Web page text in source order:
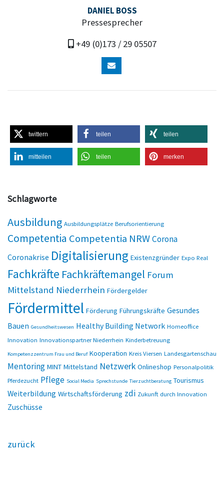
DANIEL BOSS
Pressesprecher
+49 (0)173 / 29 05507
twittern teilen teilen
mitteilen teilen merken
Schlagworte
Ausbildung Ausbildungsplätze Berufsorientierung
Competentia Competentia NRWCorona
Coronakrise Digitalisierung Existenzgründer Expo Real
Fachkräfte Fachkräftemangel Forum
Mittelstand Niederrhein Fördergelder
Fördermittel Förderung Führungskräfte Gesundes
Bauen Gesundheitswesen Healthy Building Network Homeoffice
Innovation Innovationspartner Niederrhein Kinderbetreuung
Kompetenzzentrum Frau und Beruf Kooperation Kreis Viersen Landesgartenschau
Mentoring MINT Mittelstand Netzwerk Onlineshop Personalpolitik
Pferdezucht Pflege Social Media Sprechstunde Tierzuchtberatung Tourismus
Weiterbildung Wirtschaftsförderung zdi Zukunft durch Innovation
Zuschüsse
zurück